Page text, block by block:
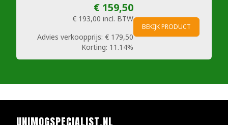
€ 159,50
€ 193,00 incl. BTW
Advies verkoopprijs: € 179,50
Korting: 11.14%
BEKIJK PRODUCT
UNIMOGSPECIALIST.NL